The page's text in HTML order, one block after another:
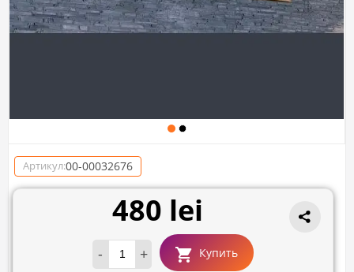
Артикул:00-00032676
480 lei
- + Купить